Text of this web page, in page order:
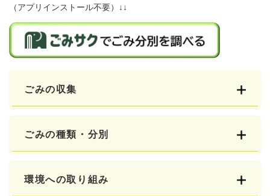
（アプリインストール不要）↓↓
ごみの収集
ごみの種類・分別
環境への取り組み